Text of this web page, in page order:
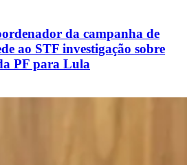
da campanha de
ao STF investigação sobre
PF para Lula